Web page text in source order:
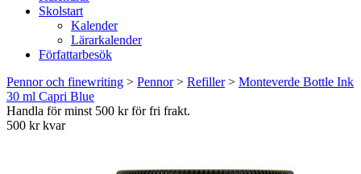
Skolstart
Kalender
Lärarkalender
Författarbesök
Pennor och finewriting > Pennor> Refiller> Monteverde Bottle Ink
30 ml Capri Blue
Handla för minst 500 kr för fri frakt.
500 kr kvar